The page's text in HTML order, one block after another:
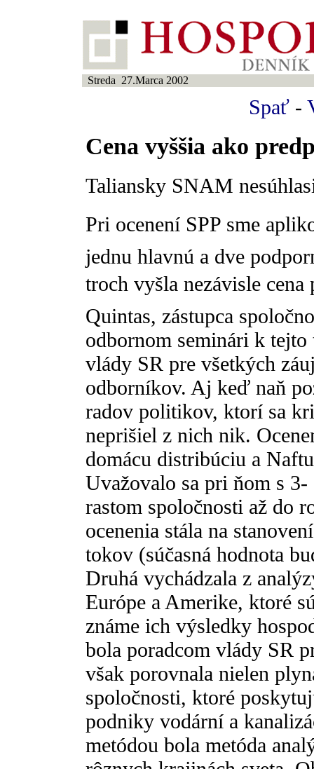
Streda 27.Marca 2002
Spať -
Cena vyššia ako
Taliansky SNAM
Pri ocenení SPP sme
jednu hlavnú a dve
troch vyšla nezávisle cena
Quintas, zástupca
odbornom seminári k
vlády SR pre všetkých
odborníkov. Aj keď naň
radov politikov, ktorí sa
neprišiel z nich nik.
domácu distribúciu a
Uvažovalo sa pri ňom s
rastom spoločnosti až do
ocenenia stála na
tokov (súčasná hodnota
Druhá vychádzala z
Európe a Amerike, ktoré
známe ich výsledky
bola poradcom vlády SR
však porovnala nielen
spoločnosti, ktoré
podniky vodární a
metódou bola metóda